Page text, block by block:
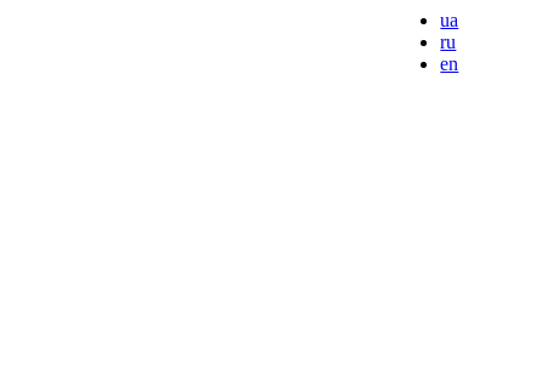
ua
ru
en